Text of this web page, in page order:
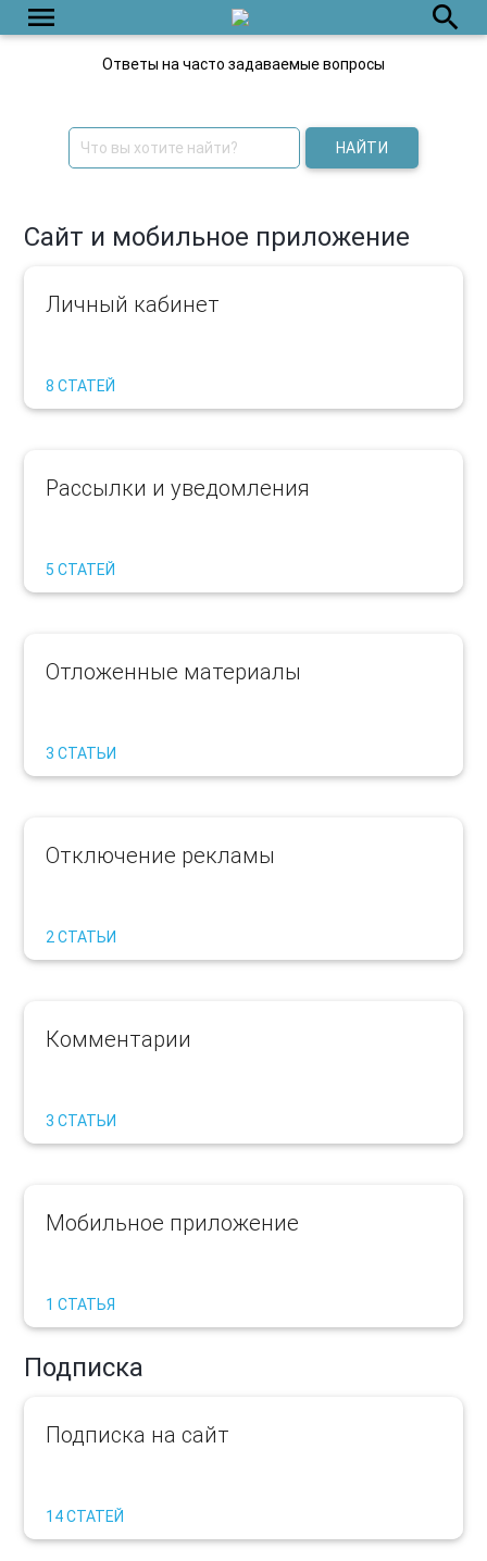
menu search
Ответы на часто задаваемые вопросы
НАЙТИ
Сайт и мобильное приложение
Личный кабинет
8 СТАТЕЙ
Рассылки и уведомления
5 СТАТЕЙ
Отложенные материалы
3 СТАТЬИ
Отключение рекламы
2 СТАТЬИ
Комментарии
3 СТАТЬИ
Мобильное приложение
1 СТАТЬЯ
Подписка
Подписка на сайт
14 СТАТЕЙ